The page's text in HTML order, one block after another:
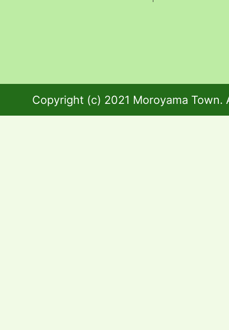
Copyright (c) 2021 Moroyama Town.